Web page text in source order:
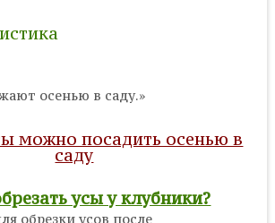
осенью в саду.»
можно посадить осенью в
саду
усы у клубники?
обрезки усов после